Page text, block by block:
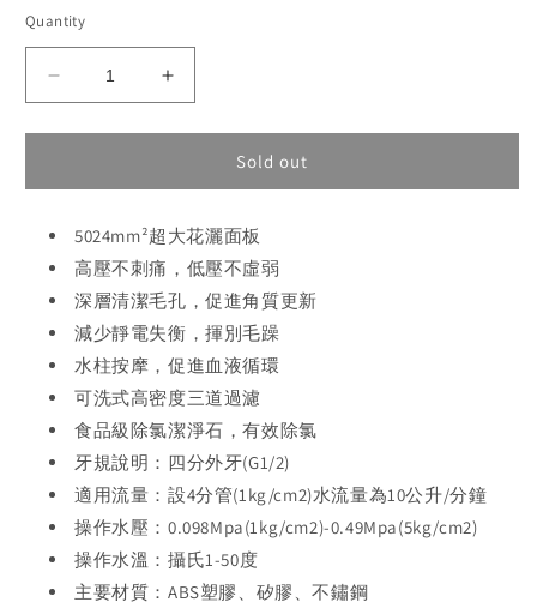
Quantity
Decrease
quantity
for
i
氯
微
氣
泡
花
Increase
quantity
for
i
氯
微
氣
泡
花
灑
頭
Sold out
5024mm²超大花灑面板
高壓不刺痛，低壓不虛弱
深層清潔毛孔，促進角質更新
減少靜電失衡，揮別毛躁
水柱按摩，促進血液循環
可洗式高密度三道過濾
食品級除氯潔淨石，有效除氯
牙規說明：四分外牙(G1/2)
適用流量：設4分管(1kg/cm2)水流量為10公升/分鐘
操作水壓：0.098Mpa(1kg/cm2)-0.49Mpa(5kg/cm2)
操作水溫：攝氏1-50度
主要材質：ABS塑膠、矽膠、不鏽鋼